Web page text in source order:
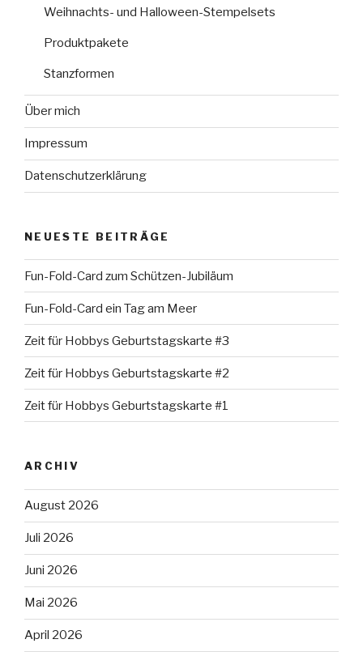
Weihnachts- und Halloween-Stempelsets
Produktpakete
Stanzformen
Über mich
Impressum
Datenschutzerklärung
NEUESTE BEITRÄGE
Fun-Fold-Card zum Schützen-Jubiläum
Fun-Fold-Card ein Tag am Meer
Zeit für Hobbys Geburtstagskarte #3
Zeit für Hobbys Geburtstagskarte #2
Zeit für Hobbys Geburtstagskarte #1
ARCHIV
August 2026
Juli 2026
Juni 2026
Mai 2026
April 2026